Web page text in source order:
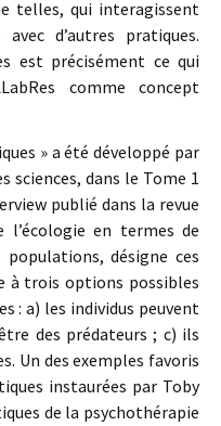
telles, qui interagissent
d’autres pratiques.
est précisément ce qui
comme concept
» a été développé par
sciences, dans le Tome 1
publié dans la revue
en termes de
désigne ces
à trois options possibles
: a) les individus peuvent
des prédateurs ; c) ils
Un des exemples favoris
instaurées par Toby
de la psychothérapie